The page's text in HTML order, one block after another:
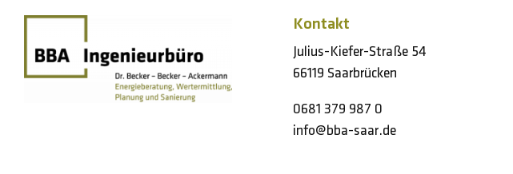
Kontakt
Julius-Kiefer-Straße 54
66119 Saarbrücken
0681 379 987 0
info@bba-saar.de